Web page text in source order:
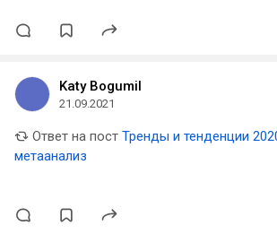
Katy Bogumil
21.09.2021
Ответ на пост Тренды и тенденции
метаанализ